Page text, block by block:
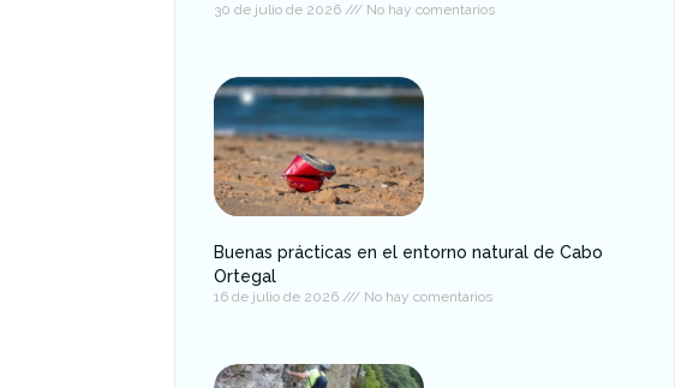
30 de julio de 2026 No hay comentarios
Buenas prácticas en el entorno natural de Cabo
Ortegal
16 de julio de 2026 No hay comentarios